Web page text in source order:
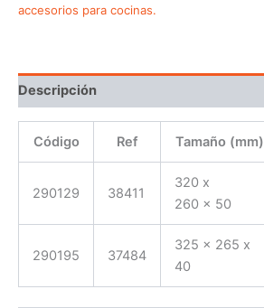
accesorios para cocinas.
Descripción
Código Ref Tamaño (mm)
290129 38411
320 x
260 x 50
290195 37484
325 x 265 x
40